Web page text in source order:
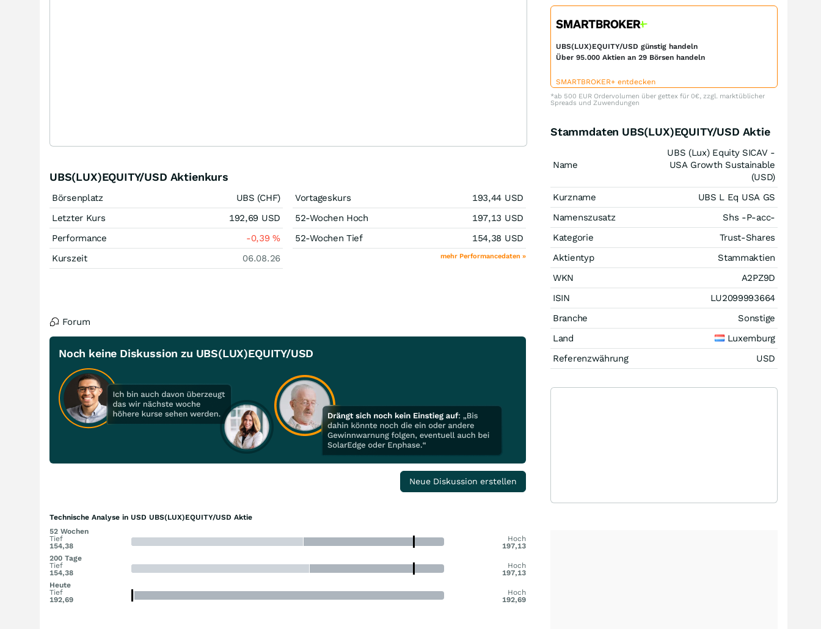
UBS(LUX)EQUITY/USD Aktienkurs
Börsenplatz
UBS (CHF)
Letzter Kurs
192,69 USD
Performance
-0,39%
Kurszeit
06.08.26
Vortageskurs 193,44 USD
52-Wochen Hoch
197,13 USD
52-Wochen Tief
154,38 USD
mehr Performancedaten »
Forum
Noch keine Diskussion zu UBS(LUX)EQUITY/USD
Neue Diskussion erstellen
Technische Analyse in USD UBS(LUX)EQUITY/USD Aktie
52 Wochen
Tief
154,38
Hoch
197,13
200 Tage
Tief
154,38
Hoch
197,13
Heute
Tief
192,69
Hoch
192,69
UBS(LUX)EQUITY/USD günstig handeln
Über 95.000 Aktien an 29 Börsen handeln
SMARTBROKER+ entdecken
*ab 500 EUR Ordervolumen über gettex für 0€, zzgl. marktüblicher
Spreads und Zuwendungen
Stammdaten UBS(LUX)EQUITY/USD Aktie
Name
UBS (Lux) Equity SICAV -
USA Growth Sustainable
(USD)
Kurzname
UBS L Eq USA GS
Namenszusatz
Shs -P-acc-
Kategorie
Trust-Shares
Aktientyp
Stammaktien
WKN
A2PZ9D
ISIN
LU2099993664
Branche
Sonstige
Land
Luxemburg
Referenzwährung
USD